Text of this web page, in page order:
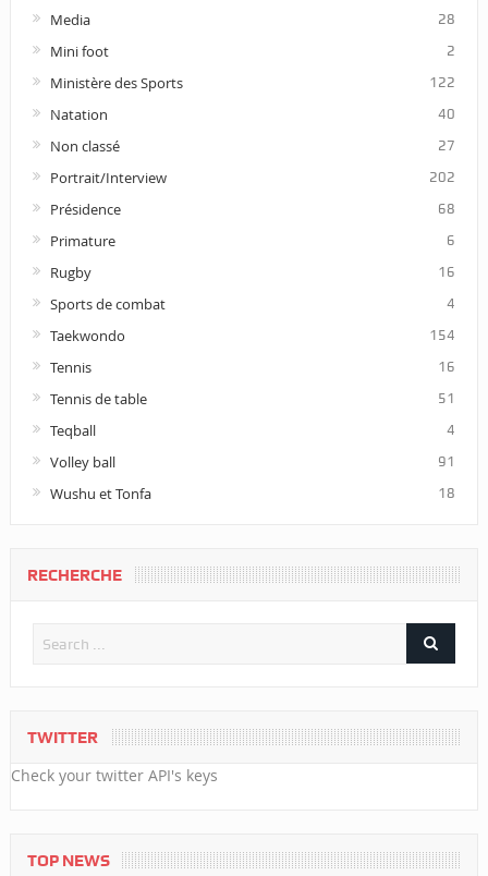
Media 28
Mini foot 2
Ministère des Sports 122
Natation 40
Non classé 27
Portrait/Interview 202
Présidence 68
Primature 6
Rugby 16
Sports de combat 4
Taekwondo 154
Tennis 16
Tennis de table 51
Teqball 4
Volley ball 91
Wushu et Tonfa 18
RECHERCHE
TWITTER
Check your twitter API's keys
TOP NEWS